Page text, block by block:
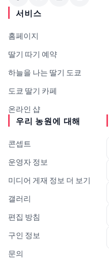
서비스
홈페이지
딸기 따기 예약
하늘을 나는 딸기 도쿄
도쿄 딸기 카페
온라인 샵
우리 농원에 대해
콘셉트
운영자 정보
미디어 게재 정보 더 보기
갤러리
편집 방침
구인 정보
문의